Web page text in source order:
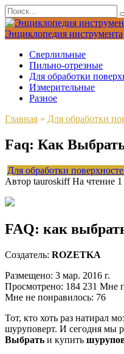
Перейти
к
содержанию
Search
for:
Энциклопедия инструмента
Сверлильные
Пильно-отрезные
Для обработки
Измерительные
Разное
Главная » Для обработки
Faq: Как
Для обработки
Автор tauroskiff На чтение
FAQ: как
Создатель: ROZETKA
Размещено: 3 мар. 2016 г.
Просмотрено: 184 231 Мне
Мне не понравилось: 76
Тот, кто хоть раз натирал
шуруповерт. И сегодня мы
Выбрать и купить